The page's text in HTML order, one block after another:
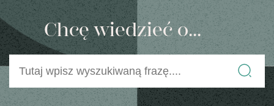
Chcę wiedzieć o...